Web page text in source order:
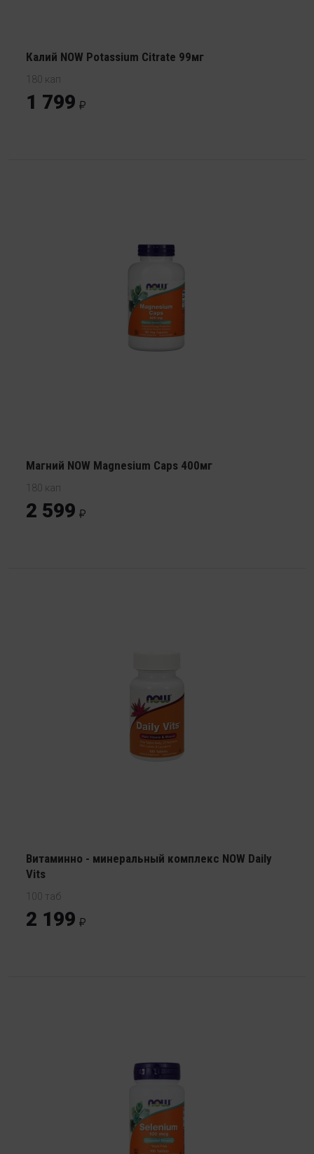
Калий NOW Potassium Citrate 99мг
180 кап
1 799
Магний NOW Magnesium Caps 400мг
180 кап
2 599
Витаминно - минеральный комплекс NOW Daily
Vits
100 таб
2 199